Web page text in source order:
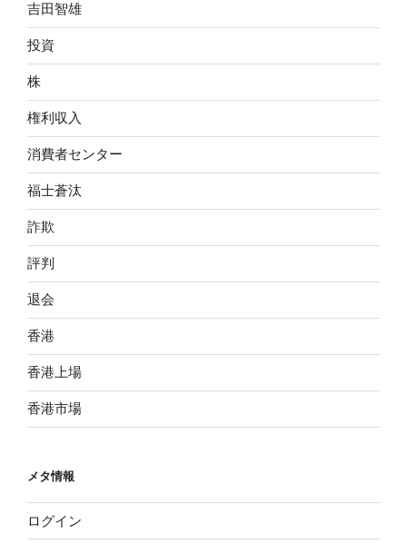
吉田智雄
投資
株
権利収入
消費者センター
福士蒼汰
詐欺
評判
退会
香港
香港上場
香港市場
メタ情報
ログイン